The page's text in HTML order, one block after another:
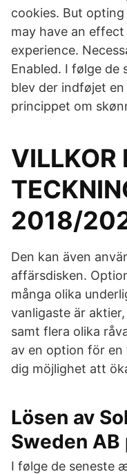
cookies. But
may have an
experience.
Enabled. I følge
blev der indføjet
princippet om
VILLKOR
2018/
Den kan även
affärsdisken.
många olika
vanligaste är
samt flera olika
av en option för en
dig möjlighet att
Lösen av
Sweden
I følge de seneste